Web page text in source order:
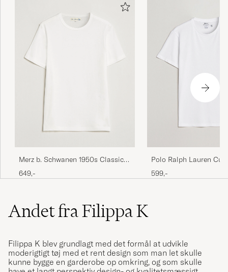
Merz b. Schwanen 1950s Classic
Loopwheeled T-shirt White
649,-
Polo Ralph Lauren
Fit Tee White
599,-
Andet fra Filippa K
Filippa K blev grundlagt med det formål at udvikle
moderigtigt tøj med et rent design som man let skulle
kunne bygge en garderobe op omkring, og som skulle